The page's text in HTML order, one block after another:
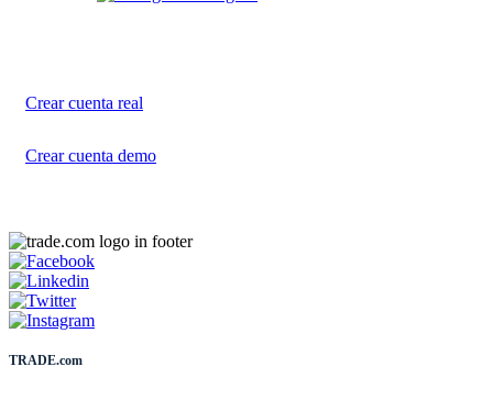
Crear cuenta real
Crear cuenta demo
TRADE.com